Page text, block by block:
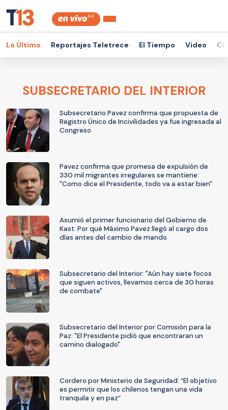
Lo Último Reportajes Teletrece El Tiempo Video
SUBSECRETARIO DEL INTERIOR
Subsecretario Pavez confirma que propuesta de
Registro Único de Incivilidades ya fue ingresada al
Congreso
Pavez confirma que promesa de expulsión de
330 mil migrantes irregulares se mantiene:
"Como dice el Presidente, todo va a estar bien"
Asumió el primer funcionario del Gobierno de
Kast: Por qué Máximo Pavez llegó al cargo dos
días antes del cambio de mando
Subsecretario del Interior: "Aún hay siete focos
que siguen activos, llevamos cerca de 30 horas
de combate"
Subsecretario del Interior por Comisión para la
Paz: "El Presidente pidió que encontraran un
camino dialogado"
Cordero por Ministerio de Seguridad: “El objetivo
es permitir que los chilenos tengan una vida
tranquila y en paz”